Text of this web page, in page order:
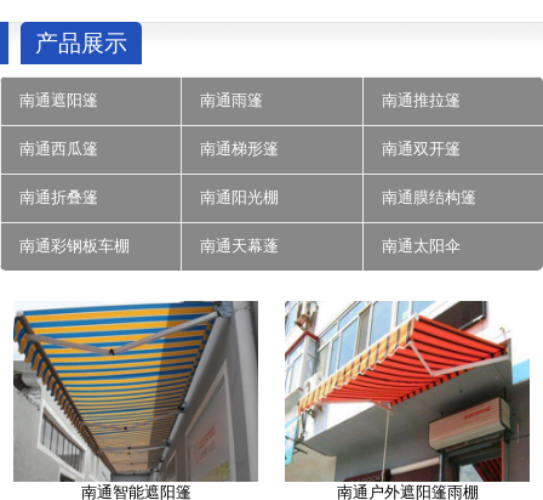
产品展示
南通遮阳篷 南通雨篷 南通推拉篷
南通西瓜篷 南通梯形篷 南通双开篷
南通折叠篷 南通阳光棚 南通膜结构篷
南通彩钢板车棚 南通天幕蓬 南通太阳伞
南通智能遮阳篷 南通户外遮阳篷雨棚